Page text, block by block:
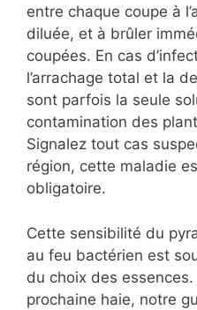
entre chaque coupe à
diluée, et à brûler
coupées. En cas
l’arrachage total et la
sont parfois la seule
contamination des
Signalez tout cas
région, cette maladie
obligatoire.
Cette sensibilité du
au feu bactérien est
du choix des
prochaine haie, notre